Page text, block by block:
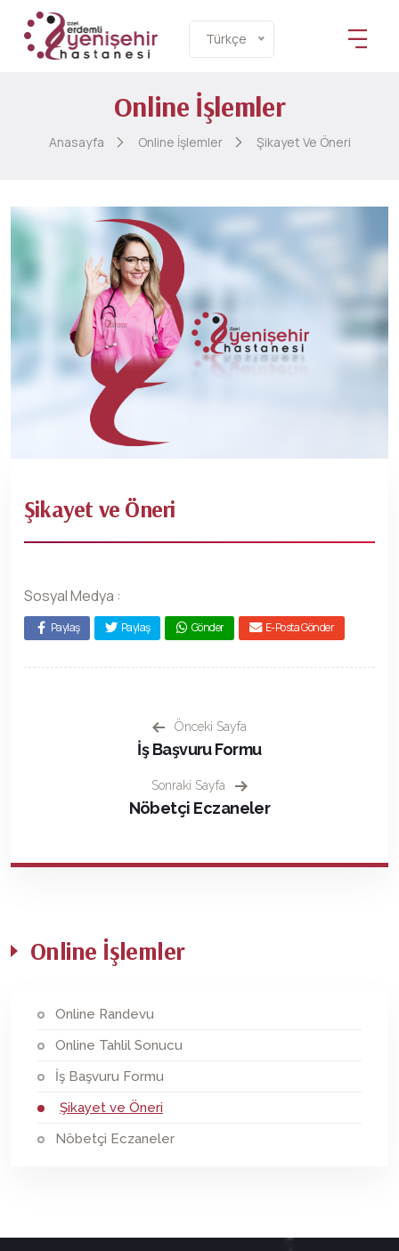
Türkçe
Online İşlemler
Anasayfa Online İşlemler Şikayet Ve Öneri
Şikayet ve Öneri
Sosyal Medya :
Paylaş Paylaş Gönder E-Posta Gönder
Önceki Sayfa
İş Başvuru Formu
Sonraki Sayfa
Nöbetçi Eczaneler
Online İşlemler
Online Randevu
Online Tahlil Sonucu
İş Başvuru Formu
Şikayet ve Öneri
Nöbetçi Eczaneler